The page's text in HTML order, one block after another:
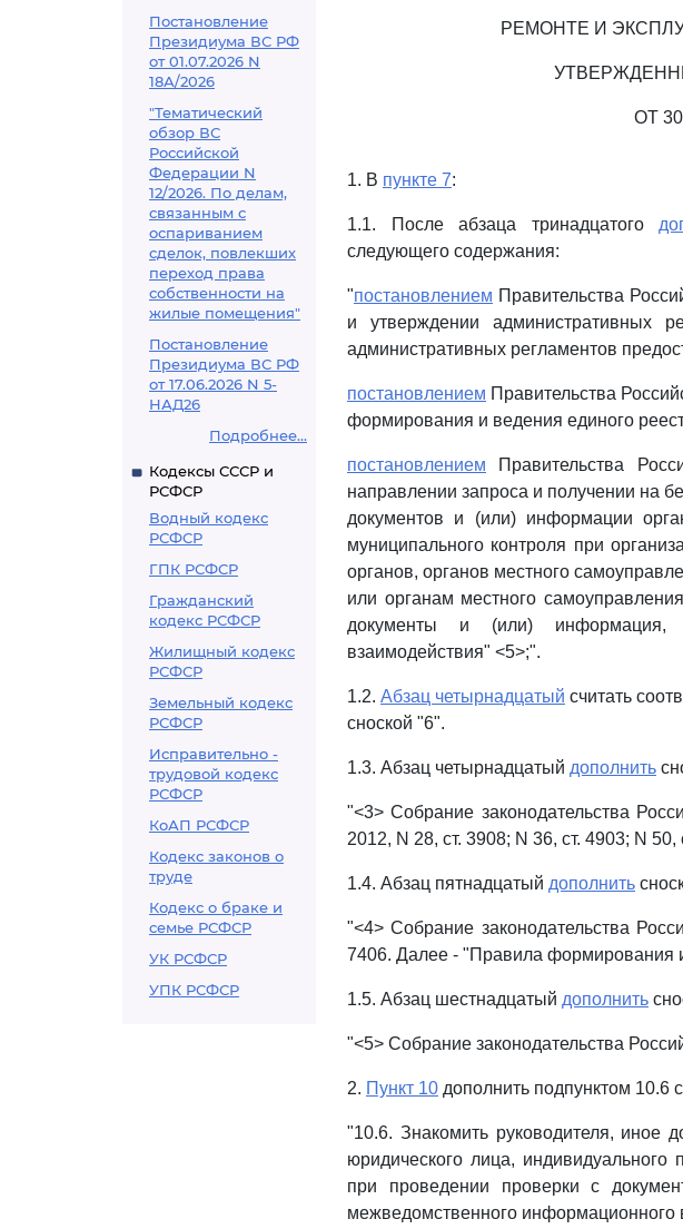
Постановление
Президиума ВС РФ
от 01.07.2026 N
18А/2026
"Тематический
обзор ВС
Российской
Федерации N
12/2026. По делам,
связанным с
оспариванием
сделок, повлекших
переход права
собственности на
жилые помещения"
Постановление
Президиума ВС РФ
от 17.06.2026 N 5-
НАД26
Подробнее...
Кодексы СССР и
РСФСР
Водный кодекс
РСФСР
ГПК РСФСР
Гражданский
кодекс РСФСР
Жилищный кодекс
РСФСР
Земельный кодекс
РСФСР
Исправительно -
трудовой кодекс
РСФСР
КоАП РСФСР
Кодекс законов о
труде
Кодекс о браке и
семье РСФСР
УК РСФСР
УПК РСФСР
РЕМОНТЕ И
ОТ
1. В пункте 7:
1.1. После абзаца тринадцатого
следующего содержания:
"постановлением Правительства
и утверждении административных
административных регламентов
постановлением Правительства
формирования и ведения единого
постановлением Правительства
направлении запроса и получении на
документов и (или) информации
муниципального контроля при
органов, органов местного
или органам местного
документы и (или) информация,
взаимодействия" <5>;".
1.2. Абзац четырнадцатый считать
сноской "6".
1.3. Абзац четырнадцатый дополнить
"<3> Собрание законодательства
2012, N 28, ст. 3908; N 36, ст. 4903; N
1.4. Абзац пятнадцатый дополнить
"<4> Собрание законодательства
7406. Далее - "Правила формирования
1.5. Абзац шестнадцатый дополнить
"<5> Собрание законодательства
2. Пункт 10 дополнить подпунктом 10.6
"10.6. Знакомить руководителя, иное
юридического лица, индивидуального
при проведении проверки с
межведомственного информационного